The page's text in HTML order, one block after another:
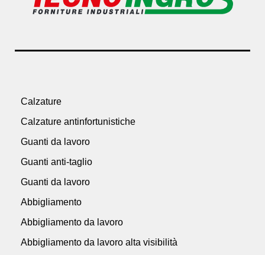
Calzature
Calzature antinfortunistiche
Guanti da lavoro
Guanti anti-taglio
Guanti da lavoro
Abbigliamento
Abbigliamento da lavoro
Abbigliamento da lavoro alta visibilità